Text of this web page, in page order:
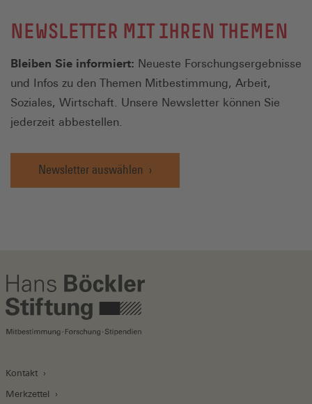
NEWSLETTER MIT IHREN THEMEN
Bleiben Sie informiert: Neueste Forschungsergebnisse
und Infos zu den Themen Mitbestimmung, Arbeit,
Soziales, Wirtschaft. Unsere Newsletter können Sie
jederzeit abbestellen.
Newsletter auswählen
Kontakt
Merkzettel